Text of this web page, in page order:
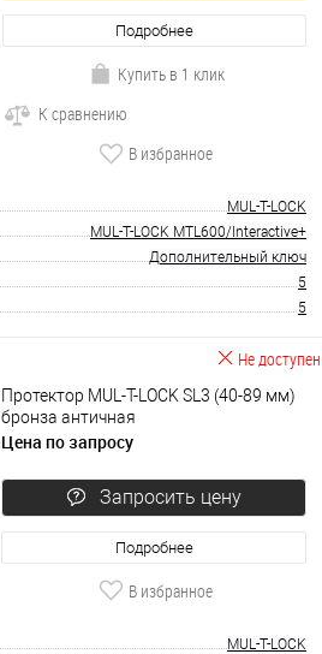
Подробнее
Купить в 1 клик
К сравнению
В избранное
MUL-T-LOCK
MUL-T-LOCK MTL600/Interactive+
Дополнительный ключ
5
5
Не доступен
Протектор MUL-T-LOCK SL3 (40-89 мм)
бронза античная
Цена по запросу
Запросить цену
Подробнее
В избранное
MUL-T-LOCK